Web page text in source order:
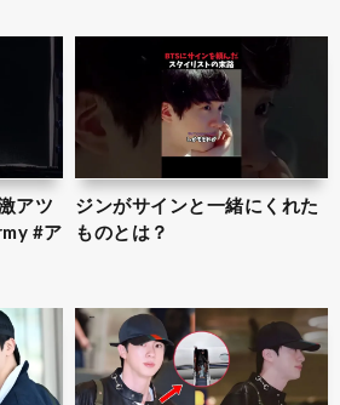
アツ
#ア
ジンがサインと一緒にくれた
ものとは？